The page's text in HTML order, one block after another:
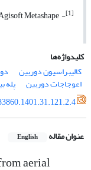
[1]
- Agisoft Metashape
کلیدواژه‌ها
کالیبراسیون دوربین
اعوجاجات دوربین
پله
عنوان مقاله English
aerial